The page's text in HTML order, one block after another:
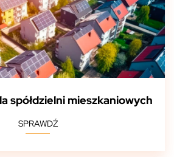
spółdzielni mieszkaniowych
SPRAWDŹ